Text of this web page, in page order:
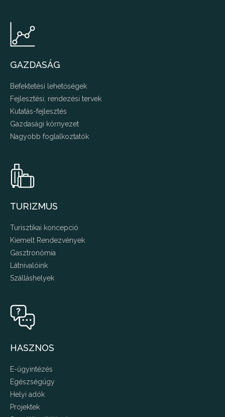
GAZDASÁG
Befektetési lehetőségek
Fejlesztési, rendezési tervek
Kutatás-fejlesztés
Gazdasági környezet
Nagyobb foglalkoztatók
TURIZMUS
Turisztikai koncepció
Kiemelt Rendezvények
Gasztronómia
Látnivalóink
Szálláshelyek
HASZNOS
E-ügyintézés
Egészségügy
Helyi adók
Projektek